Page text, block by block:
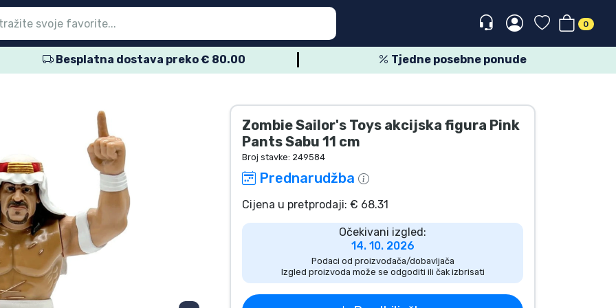
0
Besplatna dostava preko € 80.00 Tjedne posebne ponude
Zombie Sailor's Toys akcijska figura Pink
Pants Sabu 11 cm
Broj stavke: 249584
Prednarudžba
Cijena u pretprodaji: € 68.31
Očekivani izgled:
14. 10. 2026
Podaci od proizvođača/dobavljača
Izgled proizvoda može se odgoditi ili čak izbrisati
glavni izbornik
glavni izbornik
glavni izbornik
glavni izbornik
glavni izbornik
glavni izbornik
glavni izbornik
glavni izbornik
glavni izbornik